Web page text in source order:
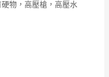
物，高壓槍，高壓水